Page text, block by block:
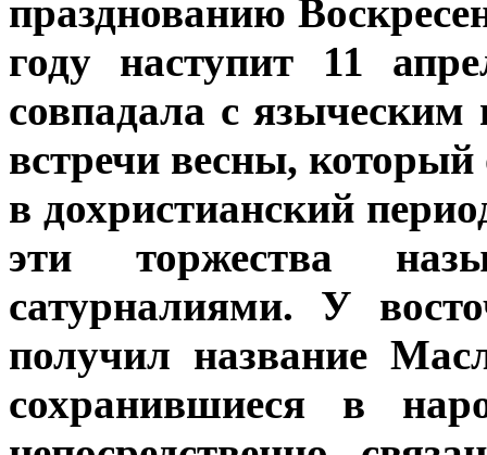
празднованию
году наступит 11
совпадала с
встречи весны,
в дохристианский
эти торжества
сатурналиями. У
получил название
сохранившиеся в